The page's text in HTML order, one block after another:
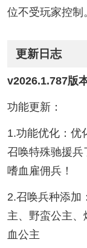
位不受玩家控制
更新日志
v2026.1.787版
功能更新：
1.功能优化：优
召唤特殊驰援兵
嗜血雇佣兵！
2.召唤兵种添加
主、野蛮公主
血公主